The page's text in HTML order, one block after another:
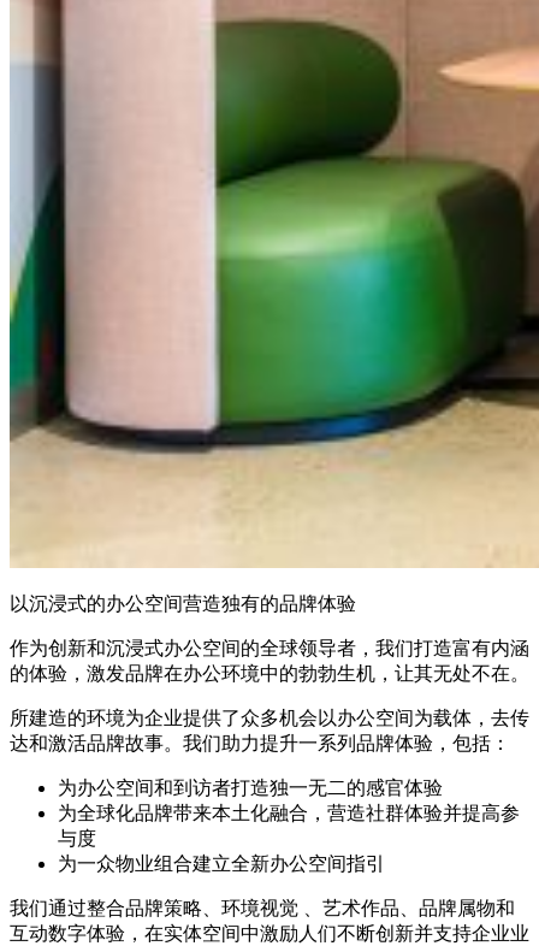
以沉浸式的办公空间营造独有的品牌体验
作为创新和沉浸式办公空间的全球领导者，我们打造富有内涵
的体验，激发品牌在办公环境中的勃勃生机，让其无处不在。
所建造的环境为企业提供了众多机会以办公空间为载体，去传
达和激活品牌故事。我们助力提升一系列品牌体验，包括：
为办公空间和到访者打造独一无二的感官体验
为全球化品牌带来本土化融合，营造社群体验并提高参
与度
为一众物业组合建立全新办公空间指引
我们通过整合品牌策略、环境视觉
、艺术作品、品牌属物和
互动数字体验，在实体空间中激励人们不断创新并支持企业业